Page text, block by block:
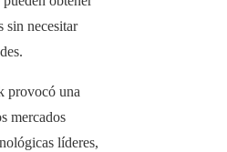
sin necesitar
provocó una
mercados
líderes,